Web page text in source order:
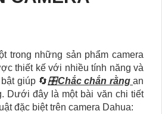
trong những sản phẩm camera
thiết kế với nhiều tính năng và
giúp 🔄🎛Chắc chắn rằng an
Dưới đây là một bài văn chi tiết
đặc biệt trên camera Dahua: